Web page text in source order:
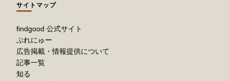
サイトマップ
findgood 公式サイト
ぷれにゅー
広告掲載・情報提供について
記事一覧
知る